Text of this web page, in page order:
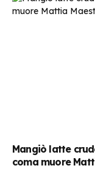
Mangiò latte
coma muore